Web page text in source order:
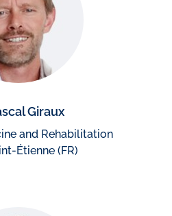
Giraux
and Rehabilitation
Étienne (FR)